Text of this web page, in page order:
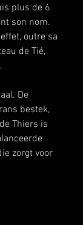
plus de 6
son nom.
outre sa
de Tié,
De
bestek,
Thiers is
zorgt voor